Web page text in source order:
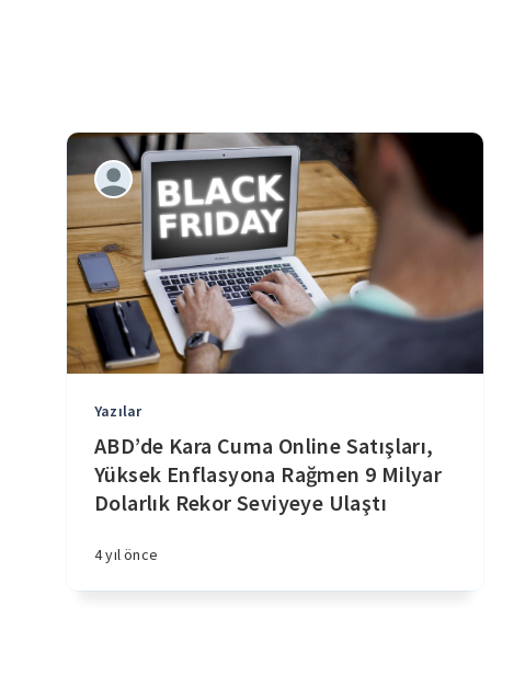
Yazılar
ABD’de Kara Cuma Online Satışları,
Yüksek Enflasyona Rağmen 9 Milyar
Dolarlık Rekor Seviyeye Ulaştı
4 yıl önce